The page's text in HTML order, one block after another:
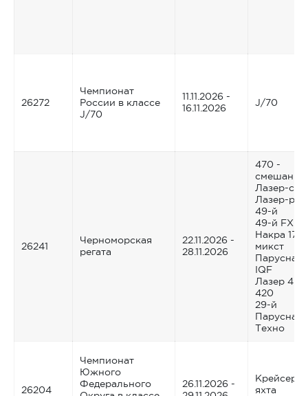
26272
Чемпионат
России в классе
J/70
11.11.2026 -
16.11.2026
J/70
26241
Черноморская
регата
22.11.2026 -
28.11.2026
470 -
Лазер-
Лазер-
49-й
49-й FX
Накра 17 -
микст
Парусная
IQF
Лазер 4.7
420
29-й
Парусная
Техно
26204
Чемпионат
Южного
Федерального
26.11.2026 -
яхта